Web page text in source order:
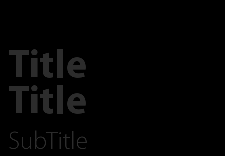
Title
Title
SubTitle